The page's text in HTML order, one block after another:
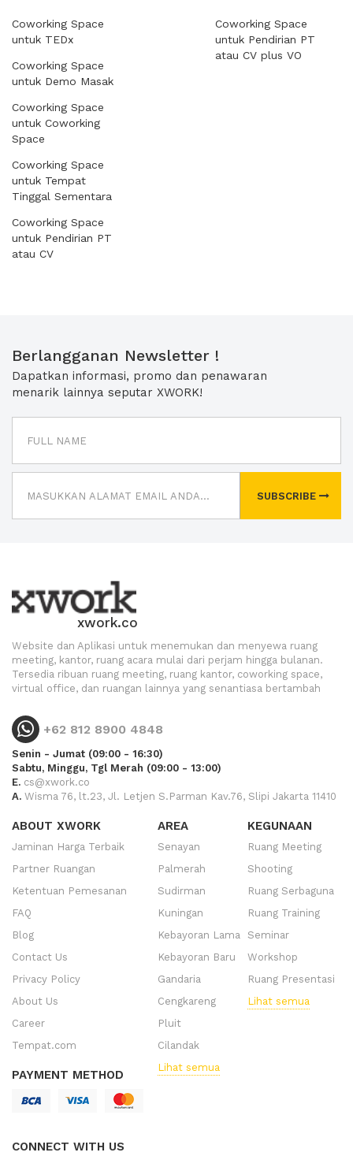
Coworking Space
untuk TEDx
Coworking Space
untuk Demo Masak
Coworking Space
untuk Coworking
Space
Coworking Space
untuk Tempat
Tinggal Sementara
Coworking Space
untuk Pendirian PT
atau CV
Coworking Space
untuk Pendirian PT
atau CV plus VO
Berlangganan Newsletter !
Dapatkan informasi, promo dan penawaran
menarik lainnya seputar XWORK!
SUBSCRIBE
xwork.co
Website dan Aplikasi untuk menemukan dan menyewa ruang
meeting, kantor, ruang acara mulai dari perjam hingga bulanan.
Tersedia ribuan ruang meeting, ruang kantor, coworking space,
virtual office, dan ruangan lainnya yang senantiasa bertambah
+62 812 8900 4848
Senin - Jumat (09:00 - 16:30)
Sabtu, Minggu, Tgl Merah (09:00 - 13:00)
E. cs@xwork.co
A. Wisma 76, lt.23, Jl. Letjen S.Parman Kav.76, Slipi Jakarta 11410
ABOUT XWORK
Jaminan Harga Terbaik
Partner Ruangan
Ketentuan Pemesanan
FAQ
Blog
Contact Us
Privacy Policy
About Us
Career
Tempat.com
PAYMENT METHOD
CONNECT WITH US
AREA
Senayan
Palmerah
Sudirman
Kuningan
Kebayoran Lama
Kebayoran Baru
Gandaria
Cengkareng
Pluit
Cilandak
Lihat semua
KEGUNAAN
Ruang Meeting
Shooting
Ruang Serbaguna
Ruang Training
Seminar
Workshop
Ruang Presentasi
Lihat semua